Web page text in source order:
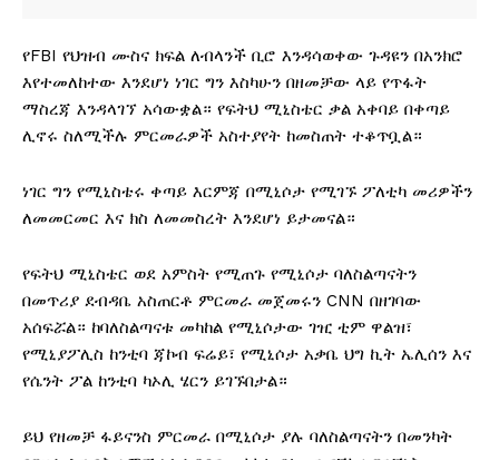
የFBI የህዝብ ሙስና ክፍል ለብላንች ቢሮ እንዳሳወቀው ጉዳዩን በአንክሮ
እየተመለከተው እንደሆነ ነገር ግን እስካሁን በዘመቻው ላይ የጥፋት
ማስረጃ እንዳላገኘ አሳውቋል። የፍትህ ሚኒስቴር ቃል አቀባይ በቀጣይ
ሊኖሩ ስለሚችሉ ምርመራዎች አስተያየት ከመስጠት ተቆጥቧል።
ነገር ግን የሚኒስቴሩ ቀጣይ እርምጃ በሚኒሶታ የሚገኙ ፖለቲካ መሪዎችን
ለመመርመር እና ክስ ለመመስረት እንደሆነ ይታመናል።
የፍትህ ሚኒስቴር ወደ አምስት የሚጠጉ የሚኒሶታ ባለስልጣናትን
በመጥሪያ ደብዳቤ አስጠርቶ ምርመራ መጀመሩን CNN በዘገባው
አሰፍሯል። ከባለስልጣናቱ መካከል የሚኒሶታው ገዢ ቲም ዋልዝ፣
የሚኒያፖሊስ ከንቲባ ጃኮብ ፍሬይ፣ የሚኒሶታ አቃቤ ህግ ኪት ኤሊሰን እና
የሴንት ፖል ከንቲባ ካኦሊ ሄርን ይገኙበታል።
ይህ የዘመቻ ፋይናንስ ምርመራ በሚኒሶታ ያሉ ባለስልጣናትን በመንካት